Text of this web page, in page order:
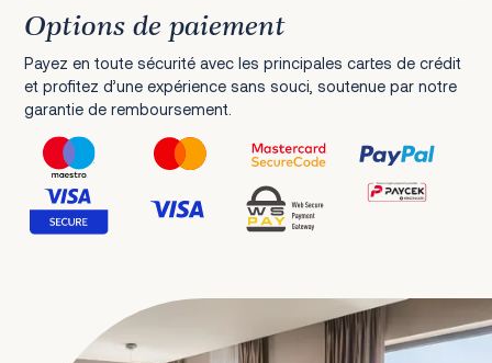
Options de paiement
Payez en toute sécurité avec les principales cartes de crédit
et profitez d’une expérience sans souci, soutenue par notre
garantie de remboursement.